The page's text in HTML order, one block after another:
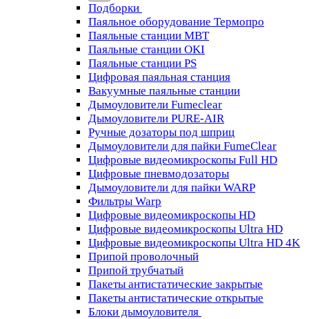
Подборки
Паяльное оборудование Термопро
Паяльные станции MBT
Паяльные станции OKI
Паяльные станции PS
Цифровая паяльная станция
Вакуумные паяльные станции
Дымоуловители Fumeclear
Дымоуловители PURE-AIR
Ручные дозаторы под шприц
Дымоуловители для пайки FumeClear
Цифровые видеомикроскопы Full HD
Цифровые пневмодозаторы
Дымоуловители для пайки WARP
Фильтры Warp
Цифровые видеомикроскопы HD
Цифровые видеомикроскопы Ultra HD
Цифровые видеомикроскопы Ultra HD 4K
Припой проволочный
Припой трубчатый
Пакеты антистатические закрытые
Пакеты антистатические открытые
Блоки дымоуловителя